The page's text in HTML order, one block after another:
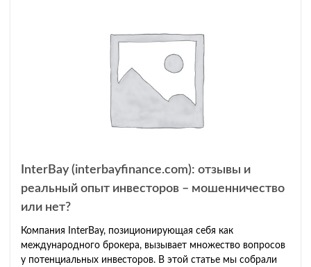
InterBay (interbayfinance.com): отзывы и
реальный опыт инвесторов – мошенничество
или нет?
Компания InterBay, позиционирующая себя как
международного брокера, вызывает множество вопросов
у потенциальных инвесторов. В этой статье мы собрали